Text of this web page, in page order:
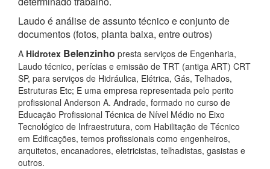
Laudo é análise de assunto técnico e conjunto de
documentos (fotos, planta baixa, entre outros)
A Hidrotex Belenzinho presta serviços de Engenharia,
Laudo técnico, perícias e emissão de TRT (antiga ART) CRT
SP, para serviços de Hidráulica, Elétrica, Gás, Telhados,
Estruturas Etc; E uma empresa representada pelo perito
profissional Anderson A. Andrade, formado no curso de
Educação Profissional Técnica de Nível Médio no Eixo
Tecnológico de Infraestrutura, com Habilitação de Técnico
em Edificações, temos profissionais como engenheiros,
arquitetos, encanadores, eletricistas, telhadistas, gasistas e
outros.